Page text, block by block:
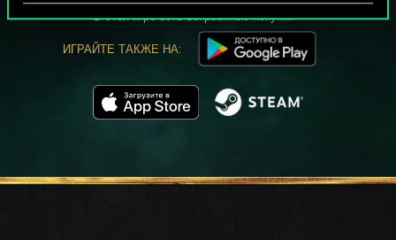
В этой игре есть встроенные покупки
ИГРАЙТЕ ТАКЖЕ НА: